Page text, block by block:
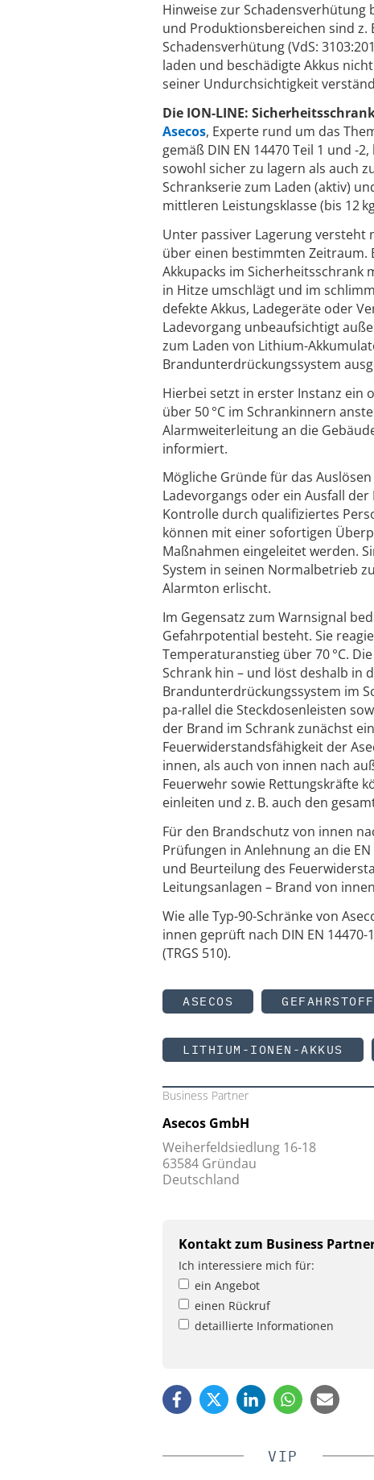
Hinweise zur
und Produktionsbereichen sind
Schadensverhütung (VdS:
laden und beschädigte Akkus
seiner Undurchsichtigkeit
Die ION-LINE:
Asecos, Experte rund um das
gemäß DIN EN 14470 Teil 1 und -
sowohl sicher zu lagern als auch
Schrankserie zum Laden (aktiv)
mittleren Leistungsklasse (bis 12
Unter passiver Lagerung
über einen bestimmten Zeitraum.
Akkupacks im Sicherheitsschrank
in Hitze umschlägt und im
defekte Akkus, Ladegeräte oder
Ladevorgang unbeaufsichtigt
zum Laden von Lithium-
Brandunterdrückungssystem
Hierbei setzt in erster Instanz ein
über 50 °C im Schrankinnern
Alarmweiterleitung an die
informiert.
Mögliche Gründe für das
Ladevorgangs oder ein Ausfall
Kontrolle durch qualifiziertes
können mit einer sofortigen
Maßnahmen eingeleitet werden.
System in seinen Normalbetrieb
Alarmton erlischt.
Im Gegensatz zum Warnsignal
Gefahrpotential besteht. Sie
Temperaturanstieg über 70 °C.
Schrank hin – und löst deshalb in
Brandunterdrückungssystem im
pa-rallel die Steckdosenleisten
der Brand im Schrank zunächst
Feuerwiderstandsfähigkeit der
innen, als auch von innen nach
Feuerwehr sowie Rettungskräfte
einleiten und z. B. auch den
Für den Brandschutz von innen
Prüfungen in Anlehnung an die
und Beurteilung des
Leitungsanlagen – Brand von
Wie alle Typ-90-Schränke von
innen geprüft nach DIN EN
(TRGS 510).
ASECOS
LITHIUM-IONEN-AKKUS
Business Partner
Asecos GmbH
Weiherfeldsiedlung 16-18
63584 Gründau
Deutschland
Kontakt zum Business
Ich interessiere mich für:
ein Angebot
einen Rückruf
detaillierte Informationen
VIP